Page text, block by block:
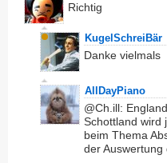
Richtig
KugelSchreiBär
Danke vielmals
AllDayPiano
@Ch.ill:
Schottland wird
beim Thema
der